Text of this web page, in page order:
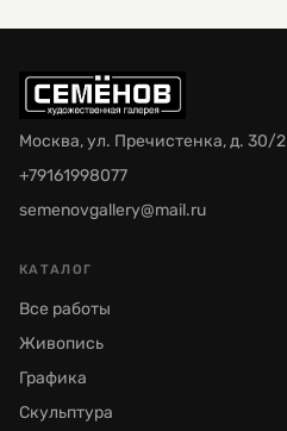
Москва, ул. Пречистенка, д. 30/2
+79161998077
semenovgallery@mail.ru
КАТАЛОГ
Все работы
Живопись
Графика
Скульптура